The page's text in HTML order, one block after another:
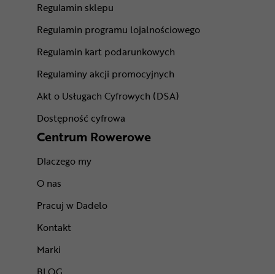
Regulamin sklepu
Regulamin programu lojalnościowego
Regulamin kart podarunkowych
Regulaminy akcji promocyjnych
Akt o Usługach Cyfrowych (DSA)
Dostępność cyfrowa
Centrum Rowerowe
Dlaczego my
O nas
Pracuj w Dadelo
Kontakt
Marki